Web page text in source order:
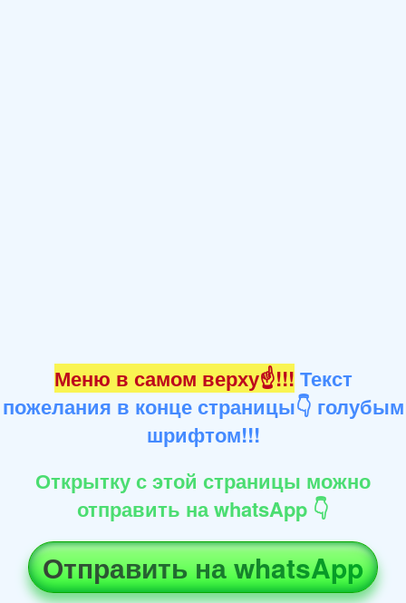
Меню в самом верху☝!!! Текст
пожелания в конце страницы👇 голубым
шрифтом!!!
Открытку с этой страницы можно
отправить на whatsApp 👇
Отправить на whatsApp